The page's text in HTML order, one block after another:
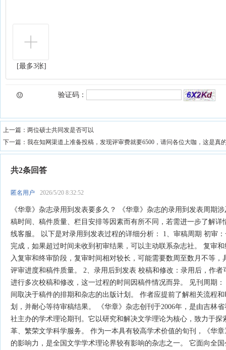
[最多3张]
验证码：
上一篇： 两位硕士共同发是否可以
下一篇： 我在知网渠道上准备投稿，发现评审费就要6500，请问各位大咖，这是真
共2条回答
匿名用户 2026/5/20 8:32:52
《华章》杂志录用到发表要多久？ 《华章》杂志的录用到发表周期
稿时间、稿件质量、栏目安排等因素而有所不同，若需进一步了解详
线客服。 以下是对录用到发表过程的详细分析： 1、审稿周期 初审
完成，如果超过时间未收到初审结果，可以主动联系杂志社。 复审
入复审和终审阶段，复审时间相对较长，可能需要数周至数月不等，
评审进度和稿件质量。 2、录用后到发表 校稿和修改：录用后，作
进行多次校稿和修改，这一过程的时间因稿件情况而异。 见刊周期
间取决于稿件的排期和杂志的出版计划。 作者应提前了解相关流程
划，并耐心等待审稿结果。 《华章》杂志创刊于2006年，是由吉林
社主办的学术理论期刊。它以研究和解决文学理论为核心，致力于探
革、繁荣文学科学服务。 作为一本具有较高学术价值的旬刊，《华
的影响力，是全国文学学术理论界较有影响的杂志之一。 它面向全